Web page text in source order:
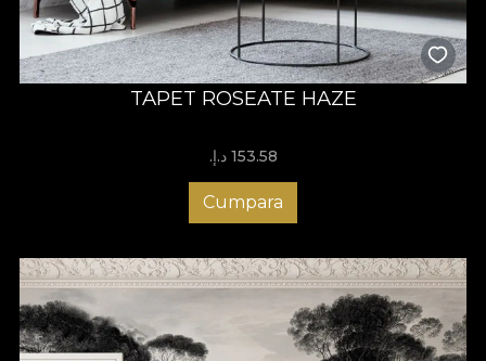
TAPET ROSEATE HAZE
153.58 د.إ.‏
Cumpara